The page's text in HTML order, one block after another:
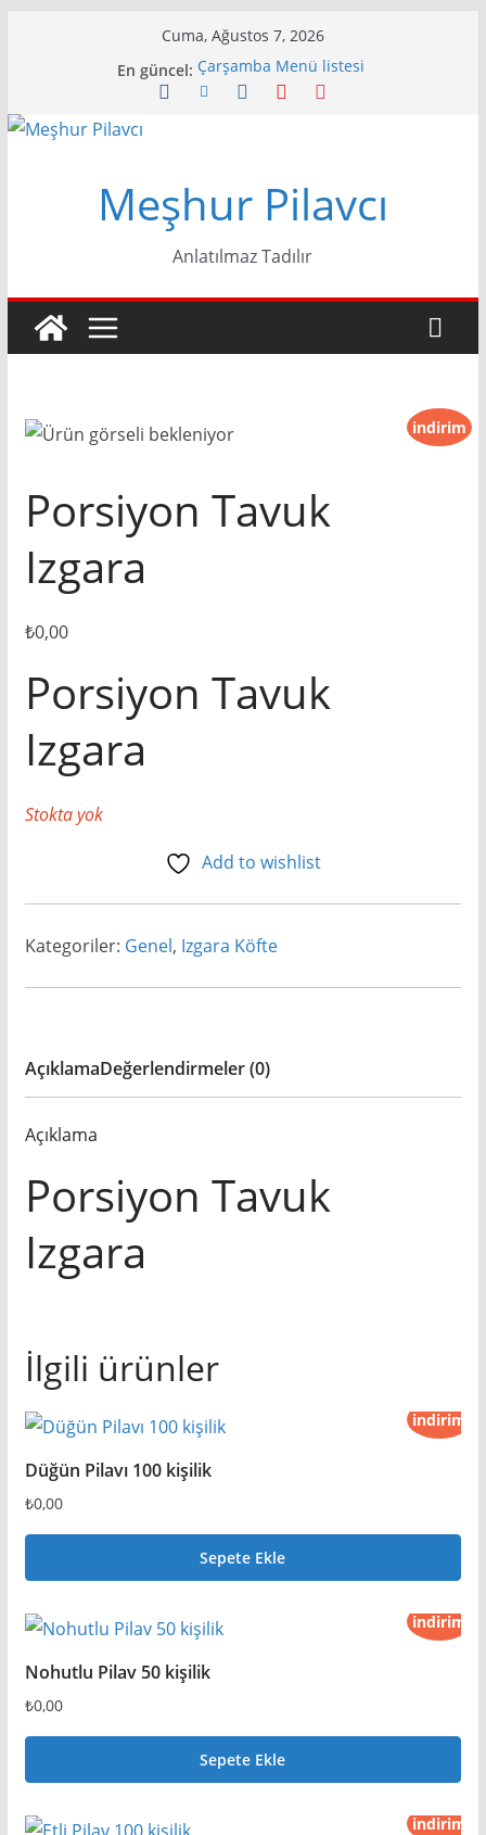
Cuma, Ağustos 7, 2026
En güncel: Çarşamba Menü listesi
Pazartesi Menü Listesi
Meşhur Pilavcı
Anlatılmaz Tadılır
indirim
Porsiyon Tavuk
Izgara
₺0,00
Porsiyon Tavuk
Izgara
Stokta yok
Add to wishlist
Kategoriler: Genel, Izgara Köfte
AçıklamaDeğerlendirmeler (0)
Açıklama
Porsiyon Tavuk
Izgara
İlgili ürünler
indirim
Düğün Pilavı 100 kişilik
₺0,00
Sepete Ekle
indirim
Nohutlu Pilav 50 kişilik
₺0,00
Sepete Ekle
indirim